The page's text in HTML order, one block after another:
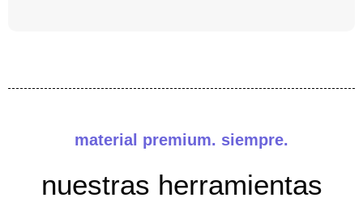
material premium. siempre.
nuestras herramientas